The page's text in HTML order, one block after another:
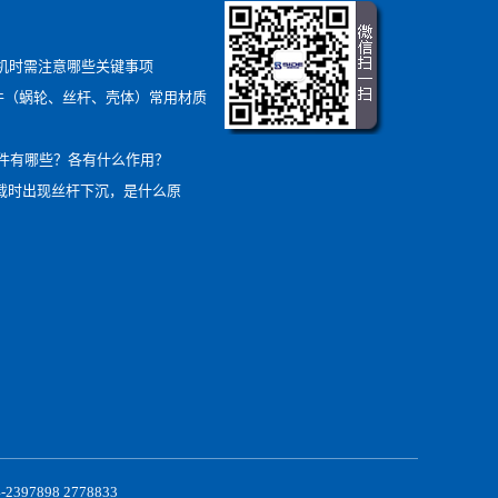
时需注意哪些关键事项
（蜗轮、丝杆、壳体）常用材质
有哪些？各有什么作用？
时出现丝杆下沉，是什么原
2778833